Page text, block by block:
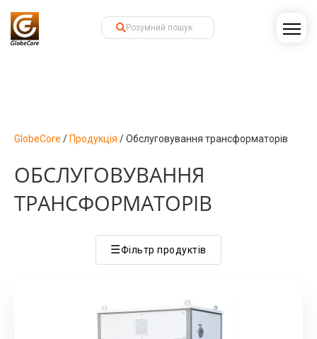
GlobeCore / Продукція /Обслуговування трансформаторів
ОБСЛУГОВУВАННЯ
ТРАНСФОРМАТОРІВ
☰Фільтр продуктів